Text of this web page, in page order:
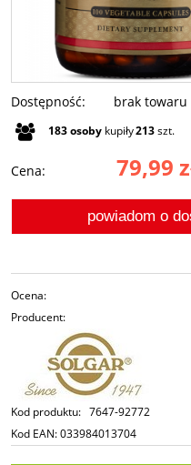
Dostępność: brak towaru
183osoby kupiły213szt.
Cena: 79,99
powiadom o
Ocena:
Producent:
Kod produktu: 7647-92772
Kod EAN:033984013704